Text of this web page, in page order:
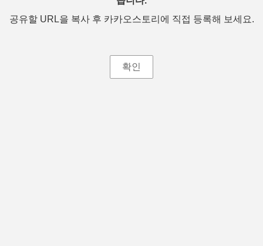
공유할 URL을 복사 후 카카오스토리에 직접 등록해 보세요.
확인